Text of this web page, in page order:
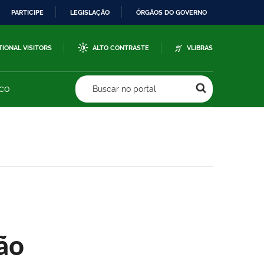
PARTICIPE LEGISLAÇÃO ÓRGÃOS DO GOVERNO
VISITORS ALTO CONTRASTE VLIBRAS
Buscar no portal